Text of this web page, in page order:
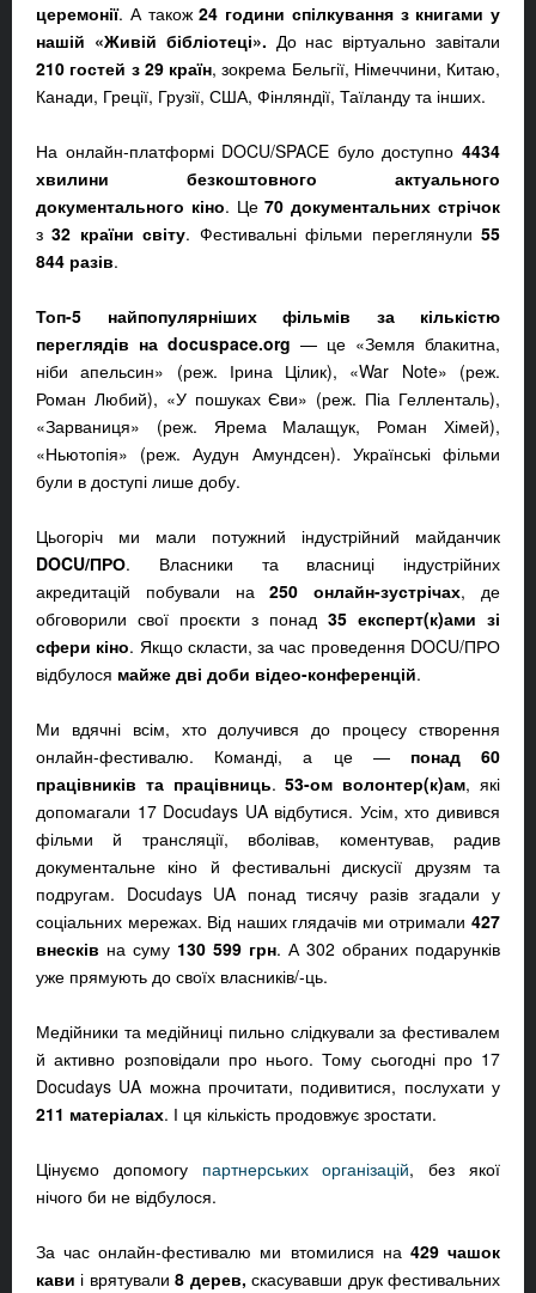
церемонії. А також24 години спілкування з книгами у
нашій «Живій бібліотеці». До нас віртуально завітали
210 гостей з 29 країн, зокрема Бельгії, Німеччини, Китаю,
Канади, Греції, Грузії, США, Фінляндії, Таїланду та інших.
На онлайн-платформі DOCU/SPACE було доступно 4434
хвилини безкоштовного актуального
документального кіно. Це70 документальних стрічок
з32 країни світу. Фестивальні фільми переглянули55
844 разів.
Топ-5 найпопулярніших фільмів за кількістю
переглядів на docuspace.org — це «Земля блакитна,
ніби апельсин» (реж. Ірина Цілик), «War Note» (реж.
Роман Любий), «У пошуках Єви» (реж. Піа Гелленталь),
«Зарваниця» (реж. Ярема Малащук, Роман Хімей),
«Ньютопія» (реж. Аудун Амундсен). Українські фільми
були в доступі лише добу.
Цьогоріч ми мали потужний індустрійний майданчик
DOCU/ПРО. Власники та власниці індустрійних
акредитацій побували на250 онлайн-зустрічах, де
обговорили свої проєкти з понад 35 експерт(к)ами зі
сфери кіно. Якщо скласти, за час проведення DOCU/ПРО
відбулося майже дві доби відео-конференцій.
Ми вдячні всім, хто долучився до процесу створення
онлайн-фестивалю. Команді, а це — понад 60
працівників та працівниць.53-ом волонтер(к)ам, які
допомагали 17 Docudays UA відбутися. Усім, хто дивився
фільми й трансляції, вболівав, коментував, радив
документальне кіно й фестивальні дискусії друзям та
подругам. Docudays UA понад тисячу разів згадали у
соціальних мережах. Від наших глядачів ми отримали 427
внесків на суму 130 599 грн. А 302 обраних подарунків
уже прямують до своїх власників/-ць.
Медійники та медійниці пильно слідкували за фестивалем
й активно розповідали про нього. Тому сьогодні про 17
Docudays UA можна прочитати, подивитися, послухати у
211 матеріалах. І ця кількість продовжує зростати.
Цінуємо допомогу партнерських організацій, без якої
нічого би не відбулося.
За час онлайн-фестивалю ми втомилися на 429 чашок
кави і врятували8 дерев, скасувавши друк фестивальних